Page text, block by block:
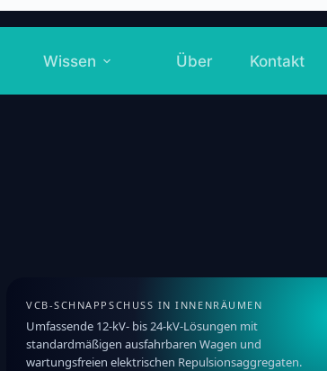
Wissen Über Kontakt
VCB-SCHNAPPSCHUSS IN INNENRÄUMEN
Umfassende 12-kV- bis 24-kV-Lösungen mit
standardmäßigen ausfahrbaren Wagen und
wartungsfreien elektrischen Repulsionsaggregaten.